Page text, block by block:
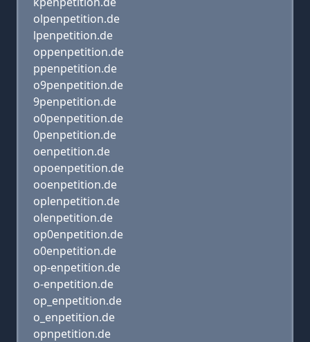
olpenpetition.de
lpenpetition.de
oppenpetition.de
ppenpetition.de
o9penpetition.de
9penpetition.de
o0penpetition.de
0penpetition.de
oenpetition.de
opoenpetition.de
ooenpetition.de
oplenpetition.de
olenpetition.de
op0enpetition.de
o0enpetition.de
op-enpetition.de
o-enpetition.de
op_enpetition.de
o_enpetition.de
opnpetition.de